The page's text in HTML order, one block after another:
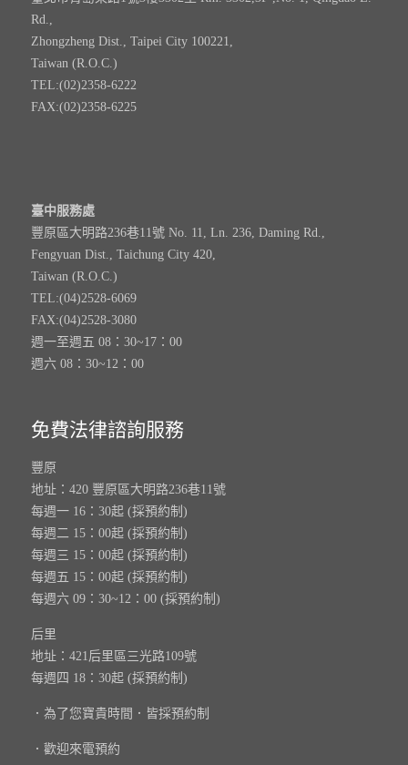
Rd.,
Zhongzheng Dist., Taipei City 100221,
Taiwan (R.O.C.)
TEL:(02)2358-6222
FAX:(02)2358-6225
臺中服務處
豐原區大明路236巷11號 No. 11, Ln. 236, Daming Rd.,
Fengyuan Dist., Taichung City 420,
Taiwan (R.O.C.)
TEL:(04)2528-6069
FAX:(04)2528-3080
週一至週五 08：30~17：00
週六 08：30~12：00
免費法律諮詢服務
豐原
地址：420 豐原區大明路236巷11號
每週一 16：30起 (採預約制)
每週二 15：00起 (採預約制)
每週三 15：00起 (採預約制)
每週五 15：00起 (採預約制)
每週六 09：30~12：00 (採預約制)
后里
地址：421后里區三光路109號
每週四 18：30起 (採預約制)
．為了您寶貴時間．皆採預約制
．歡迎來電預約